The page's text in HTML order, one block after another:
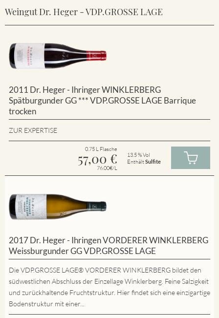
Weingut Dr. Heger - VDP.GROSSE LAGE
2011 Dr. Heger - Ihringer WINKLERBERG
Spätburgunder GG *** VDP.GROSSE LAGE Barrique
trocken
ZUR EXPERTISE
0.75 L Flasche
57,00 €
76.00€/L
13.5 % Vol
EnthältSulfite
2017 Dr. Heger - Ihringen VORDERER WINKLERBERG
Weissburgunder GG VDP.GROSSE LAGE
Die VDP.GROSSE LAGE® VORDERER WINKLERBERG bildet den
südwestlichen Abschluss der Einzellage Winklerberg. Feine Salzigkeit
und zurückhaltende Fruchtstruktur. Hier findet sich eine einzigartige
Bodenstruktur mit einer...